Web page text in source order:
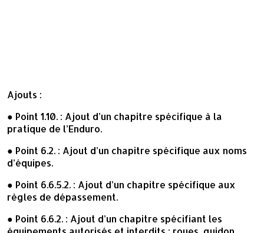
Ajouts :
● Point 1.10. : Ajout d’un chapitre spécifique à la
pratique de l’Enduro.
● Point 6.2. : Ajout d’un chapitre spécifique aux noms
d’équipes.
● Point 6.6.5.2. : Ajout d’un chapitre spécifique aux
règles de dépassement.
● Point 6.6.2. : Ajout d’un chapitre spécifiant les